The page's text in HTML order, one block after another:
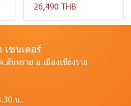
26,490 THB
เซนเตอร์
สันทราย อ.เมืองเชียงราย
น.